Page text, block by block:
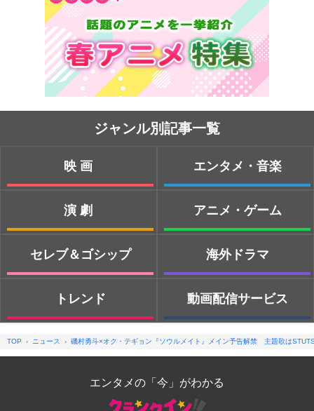
ジャンル別記事一覧
映画
演劇
セレブ＆ゴシップ
トレンド
エンタメ・音楽
アニメ・ゲーム
海外ドラマ
動画配信サービス
TOP ニュース 磯村勇斗×オク・テギョン『ソウルメイト』メイン予告解禁 主題歌は
エンタメの「今」がわかる